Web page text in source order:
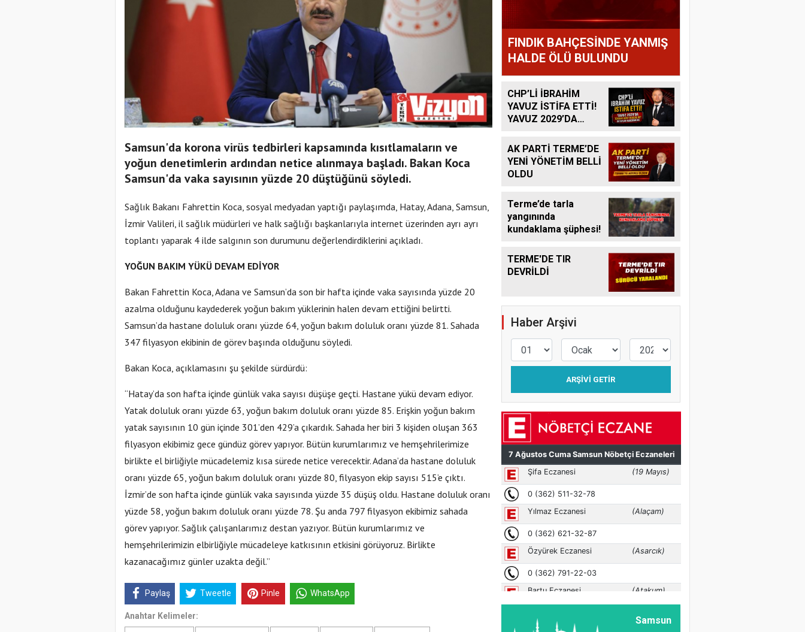
Samsun'da korona virüs tedbirleri kapsamında kısıtlamaların ve
yoğun denetimlerin ardından netice alınmaya başladı. Bakan Koca
Samsun'da vaka sayısının yüzde 20 düştüğünü söyledi.
Sağlık Bakanı Fahrettin Koca, sosyal medyadan yaptığı paylaşımda, Hatay, Adana, Samsun,
İzmir Valileri, il sağlık müdürleri ve halk sağlığı başkanlarıyla internet üzerinden ayrı ayrı
toplantı yaparak 4 ilde salgının son durumunu değerlendirdiklerini açıkladı.
YOĞUN BAKIM YÜKÜ DEVAM EDİYOR
Bakan Fahrettin Koca, Adana ve Samsun’da son bir hafta içinde vaka sayısında yüzde 20
azalma olduğunu kaydederek yoğun bakım yüklerinin halen devam ettiğini belirtti.
Samsun’da hastane doluluk oranı yüzde 64, yoğun bakım doluluk oranı yüzde 81. Sahada
347 filyasyon ekibinin de görev başında olduğunu söyledi.
Bakan Koca, açıklamasını şu şekilde sürdürdü:
“Hatay’da son hafta içinde günlük vaka sayısı düşüşe geçti. Hastane yükü devam ediyor.
Yatak doluluk oranı yüzde 63, yoğun bakım doluluk oranı yüzde 85. Erişkin yoğun bakım
yatak sayısının 10 gün içinde 301’den 429’a çıkardık. Sahada her biri 3 kişiden oluşan 363
filyasyon ekibimiz gece gündüz görev yapıyor. Bütün kurumlarımız ve hemşehrilerimize
birlikte el birliğiyle mücadelemiz kısa sürede netice verecektir. Adana’da hastane doluluk
oranı yüzde 65, yoğun bakım doluluk oranı yüzde 80, filyasyon ekip sayısı 515’e çıktı.
İzmir’de son hafta içinde günlük vaka sayısında yüzde 35 düşüş oldu. Hastane doluluk oranı
yüzde 58, yoğun bakım doluluk oranı yüzde 78. Şu anda 797 filyasyon ekibimiz sahada
görev yapıyor. Sağlık çalışanlarımız destan yazıyor. Bütün kurumlarımız ve
hemşehrilerimizin elbirliğiyle mücadeleye katkısının etkisini görüyoruz. Birlikte
kazanacağımız günler uzakta değil.”
Paylaş Tweetle Pinle WhatsApp
Anahtar Kelimeler:
FINDIK BAHÇESİNDE YANMIŞ
HALDE ÖLÜ BULUNDU
CHP’Lİ İBRAHİM
YAVUZ İSTİFA ETTİ!
YAVUZ 2029’DA
OLACAK MI?
AK PARTİ TERME’DE
YENİ YÖNETİM BELLİ
OLDU
Terme’de tarla
yangınında
kundaklama şüphesi!
TERME'DE TIR
DEVRİLDİ
Haber Arşivi
ARŞIVI GETIR
Samsun